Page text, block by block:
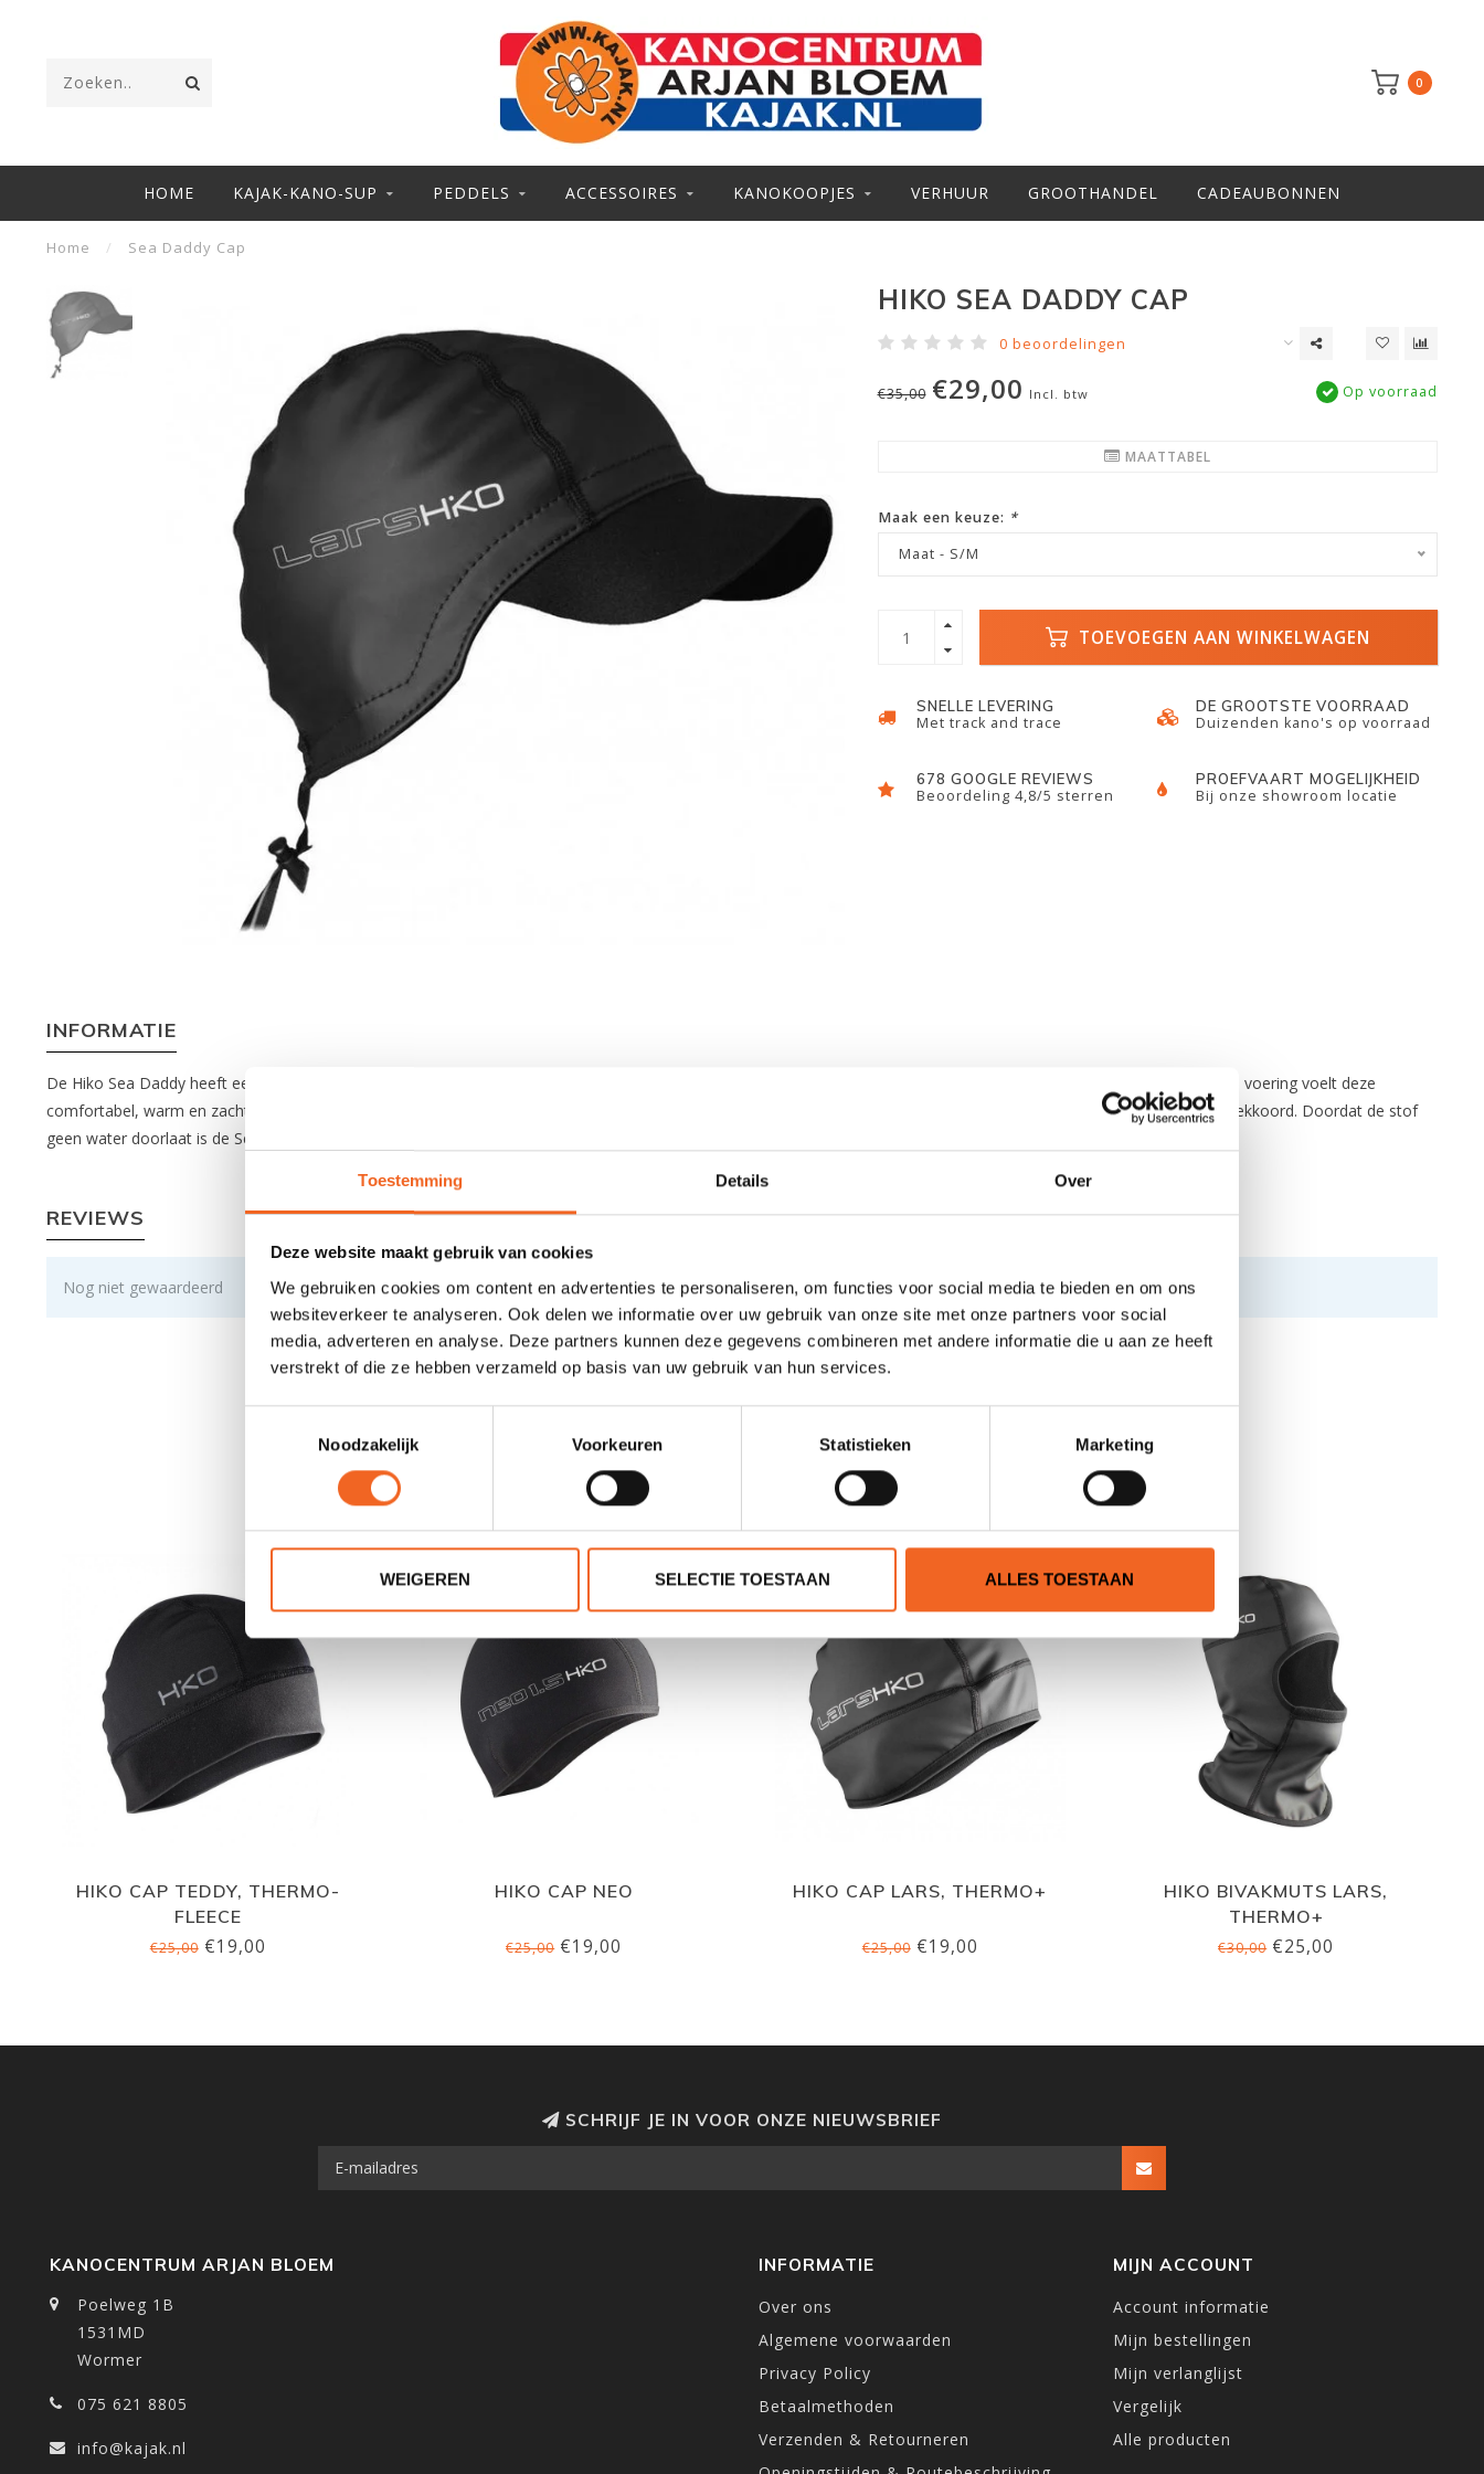
Toestemming Details Over
Deze website maakt gebruik van cookies
We gebruiken cookies om content en advertenties te personaliseren, om functies voor social media te bieden en om ons
websiteverkeer te analyseren. Ook delen we informatie over uw gebruik van onze site met onze partners voor social
media, adverteren en analyse. Deze partners kunnen deze gegevens combineren met andere informatie die u aan ze heeft
verstrekt of die ze hebben verzameld op basis van uw gebruik van hun services.
Noodzakelijk
Voorkeuren Statistieken Marketing
WEIGEREN SELECTIE TOESTAAN ALLES TOESTAAN
0
HOME KAJAK-KANO-SUP PEDDELS ACCESSOIRES KANOKOOPJES VERHUUR GROOTHANDEL CADEAUBONNEN
Home / Sea Daddy Cap
HIKO SEA DADDY CAP
0 beoordelingen
€35,00 €29,00 Incl. btw Op voorraad
MAATTABEL
Maak een keuze: *
Maat - S/M
TOEVOEGEN AAN WINKELWAGEN
SNELLE LEVERING
Met track and trace
DE GROOTSTE VOORRAAD
Duizenden kano's op voorraad
678 GOOGLE REVIEWS
Beoordeling 4,8/5 sterren
PROEFVAART MOGELIJKHEID
Bij onze showroom locatie
INFORMATIE
De Hiko Sea Daddy heeft een P.U. coating aan de buitenzijde en een zachte fleecevoering aan de binnenzijde. Hierdoor is de stof 100% water- en winddicht. Door deze voering voelt deze
comfortabel, warm en zacht aan. De klep aan de voorzijde houdt daarnaast ook water en licht uit uw gezicht. Aan de achterzijde is deze in maat verstelbaar middels trekkoord. Doordat de stof
geen water doorlaat is de Sea Daddy geschikt om direct te dragen zonder dat er een extra water afstotende laag nodig is.
REVIEWS
Nog niet gewaardeerd
0 sterren op basis van 0 beoordelingen
GERELATEERDE PRODUCTEN
HIKO CAP TEDDY, THERMO-
FLEECE
€25,00€19,00
HIKO CAP NEO
€25,00€19,00
HIKO CAP LARS, THERMO+
€25,00€19,00
HIKO BIVAKMUTS LARS,
THERMO+
€30,00€25,00
SCHRIJF JE IN VOOR ONZE NIEUWSBRIEF
KANOCENTRUM ARJAN BLOEM
Poelweg 1B
1531MD
Wormer
075 621 8805
info@kajak.nl
INFORMATIE
Over ons
Algemene voorwaarden
Privacy Policy
Betaalmethoden
Verzenden & Retourneren
MIJN ACCOUNT
Account informatie
Mijn bestellingen
Mijn verlanglijst
Vergelijk
Alle producten